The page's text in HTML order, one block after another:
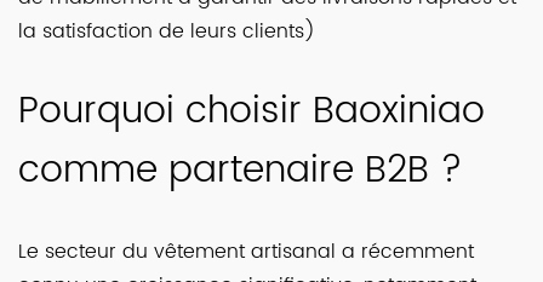
la satisfaction de leurs clients)
Pourquoi choisir Baoxiniao
comme partenaire B2B ?
Le secteur du vêtement artisanal a récemment